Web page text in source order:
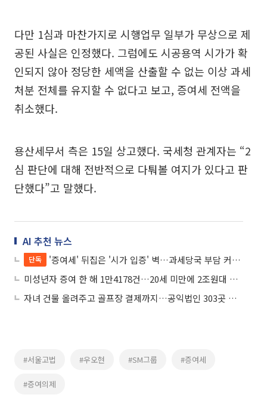
다만 1심과 마찬가지로 시행업무 일부가 무상으로 제
공된 사실은 인정했다. 그럼에도 시공용역 시가가 확
인되지 않아 정당한 세액을 산출할 수 없는 이상 과세
처분 전체를 유지할 수 없다고 보고, 증여세 전액을
취소했다.
용산세무서 측은 15일 상고했다. 국세청 관계자는 “2
심 판단에 대해 전반적으로 다퉈볼 여지가 있다고 판
단했다”고 말했다.
AI 추천 뉴스
단독
'증여세' 뒤집은 '시가 입증' 벽…과세당국 부담 커진다
미성년자 증여 한 해 1만4178건…20세 미만에 2조원대 자산 이전
자녀 건물 올려주고 골프장 결제까지…공익법인 303곳 무더기 적발
#서울고법 #우오현 #SM그룹 #증여세
#증여의제